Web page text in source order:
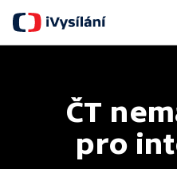
ČT
pro